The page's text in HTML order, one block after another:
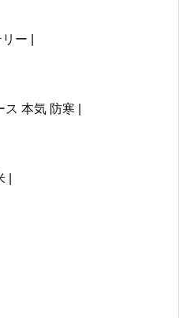
ー |
本気 防寒 |
|